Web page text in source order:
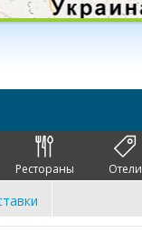
Рестораны Отели